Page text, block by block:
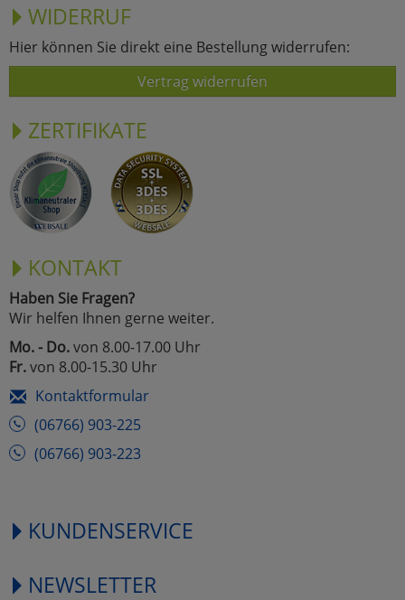
WIDERRUF
Hier können Sie direkt eine Bestellung widerrufen:
Vertrag widerrufen
ZERTIFIKATE
KONTAKT
Haben Sie Fragen?
Wir helfen Ihnen gerne weiter.
Mo. - Do.von 8.00-17.00 Uhr
Fr.von 8.00-15.30 Uhr
Kontaktformular
(06766) 903-225
(06766) 903-223
KUNDENSERVICE
NEWSLETTER